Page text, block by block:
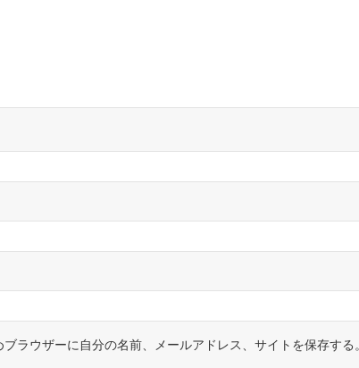
ラウザーに自分の名前、メールアドレス、サイトを保存する。